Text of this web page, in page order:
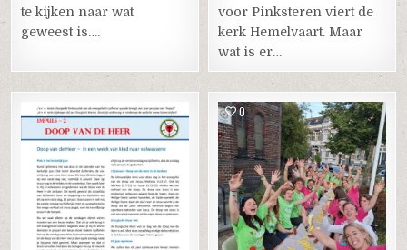
te kijken naar wat
geweest is….
voor Pinksteren viert de
kerk Hemelvaart. Maar
wat is er…
0 0